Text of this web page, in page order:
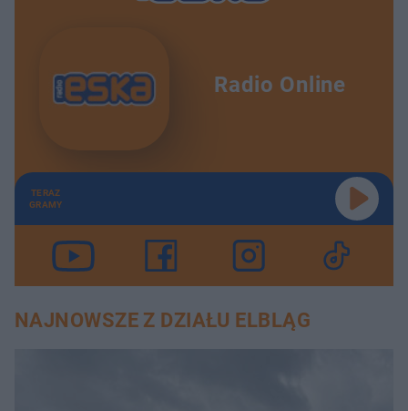
Radio Online
TERAZ
GRAMY
NAJNOWSZE Z DZIAŁU ELBLĄG